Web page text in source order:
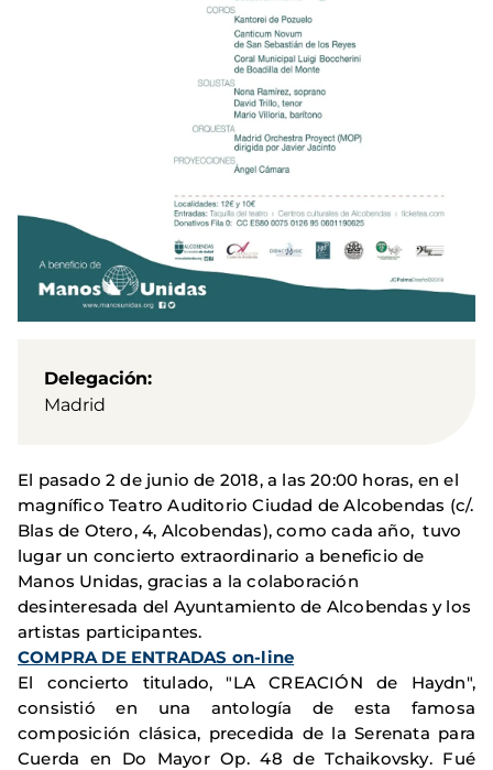
Delegación
Madrid
El pasado 2 de junio de 2018, a las 20:00 horas, en el
magnífico Teatro Auditorio Ciudad de Alcobendas (c/.
Blas de Otero, 4, Alcobendas), como cada año, tuvo
lugar un concierto extraordinario a beneficio de
Manos Unidas, gracias a la colaboración
desinteresada del Ayuntamiento de Alcobendas y los
artistas participantes.
COMPRA DE ENTRADAS on-line
El concierto titulado, "LA CREACIÓN de Haydn",
consistió en una antología de esta famosa
composición clásica, precedida de la Serenata para
Cuerda en Do Mayor Op. 48 de Tchaikovsky. Fué